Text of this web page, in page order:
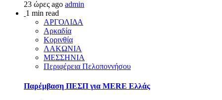
23 ώρες ago admin
1 min read
ΑΡΓΟΛΙΔΑ
Αρκαδία
Κορινθία
ΛΑΚΩΝΙΑ
ΜΕΣΣΗΝΙΑ
Περιφέρεια Πελοποννήσου
Παρέμβαση ΠΕΣΠ για MERE Ελλάς